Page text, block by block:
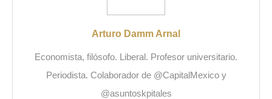
Arturo Damm Arnal
Economista, filósofo. Liberal. Profesor universitario.
Periodista. Colaborador de @CapitalMexico y
@asuntoskpitales